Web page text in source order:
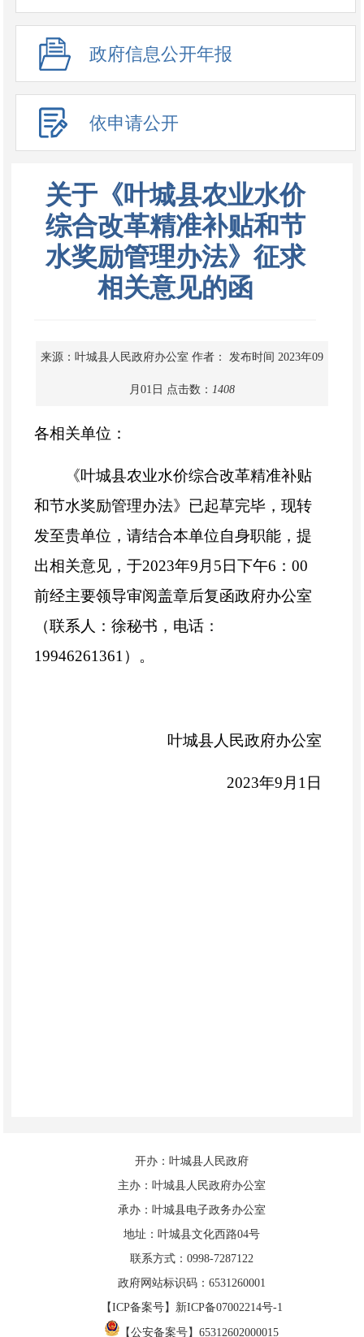
政府信息公开年报
依申请公开
关于《叶城县农业水价
综合改革精准补贴和节
水奖励管理办法》征求
相关意见的函
来源：叶城县人民政府办公室 作者： 发布时间 2023年09
月01日 点击数： 1408
各相关单位：
《叶城县农业水价综合改革精准补贴
和节水奖励管理办法》已起草完毕，现转
发至贵单位，请结合本单位自身职能，提
出相关意见，于2023年9月5日下午6：00
前经主要领导审阅盖章后复函政府办公室
（联系人：徐秘书，电话：
19946261361）。
叶城县人民政府办公室
2023年9月1日
开办：叶城县人民政府
主办：叶城县人民政府办公室
承办：叶城县电子政务办公室
地址：叶城县文化西路04号
联系方式：0998-7287122
政府网站标识码：6531260001
【ICP备案号】新ICP备07002214号-1
【公安备案号】65312602000015